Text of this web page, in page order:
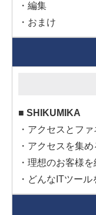
・編集
・おまけ
■ SHIKUMIKA
・アクセスとフ
・アクセスを集
・理想のお客様
・どんなITツール